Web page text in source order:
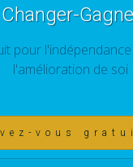
Changer-
pour
l'amélioration de soi
vous